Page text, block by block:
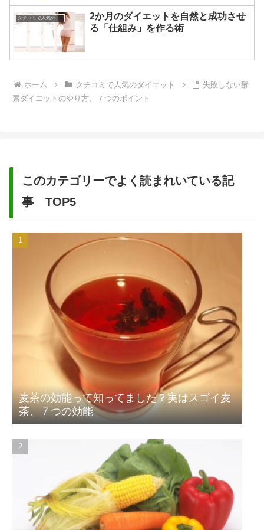
クチコミで人気のダイエット
2か月のダイエットを自然と成功させ
る「仕組み」を作る術
ホーム クチコミで人気のダイエット
失敗しない酵
素ダイエットのやり方、７つのポイント
このカテゴリーでよく読まれいている記
事 TOP5
麦茶の効能って知ってました？実はスゴイ麦
茶、７つの効能